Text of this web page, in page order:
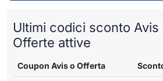
Ultimi codici sconto
Offerte attive
Coupon Avis o Offerta